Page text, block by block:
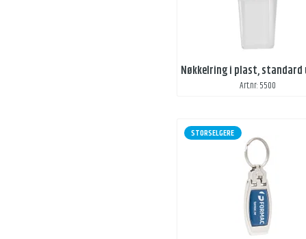
Art.nr: 5500
STORSELGERE